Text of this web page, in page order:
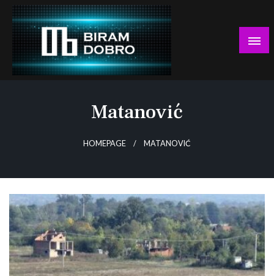
Skip
content
Matanović
HOMEPAGE MATANOVIĆ